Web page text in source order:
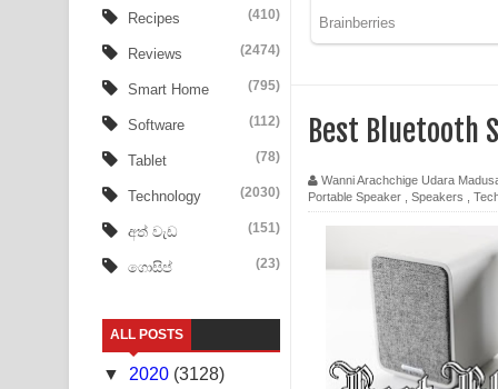
Aye Lanweela Song Lyrics - ආයේ ලංවීලා ගීතයේ
Ala purannata Song Lyrics - ආල පුරන්නට ගීතයේ
FEVER DREAM Lyrics - Alex Warren
BTS : Hooligan Lyrics
Apa Hamuwee Song Lyrics - අප හමුවී ගීතයේ පද
PATHINIYE Song Lyrics - පතිනියනේ ගීතයේ පද පෙළ
Sorry Sir Song Lyrics - සොරි සර් ගීතයේ පද පෙළ
Mathaka Aluthin Liyanna Song Lyrics - මතක
Recipes (410)
Reviews (2474)
Smart Home (795)
Software (112)
Tablet (78)
Technology (2030)
අත් වැඩ (151)
ගොසිප් (23)
ALL POSTS
▼ 2020 (3128)
Best Bluetooth
Wanni Arachchige Udara
Portable Speaker
Speakers